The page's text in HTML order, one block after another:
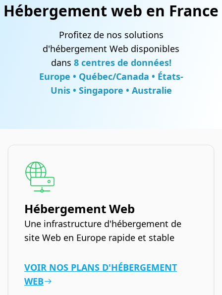
Hébergement web en France
Profitez de nos solutions
d'hébergement Web disponibles
dans 8 centres de données!
Europe • Québec/Canada • États-
Unis • Singapore • Australie
Hébergement Web
Une infrastructure d'hébergement de
site Web en Europe rapide et stable
VOIR NOS PLANS D'HÉBERGEMENT
WEB